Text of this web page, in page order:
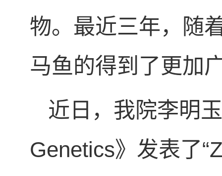
物。最近三年，随
马鱼的得到了更加
近日，我院李明
Genetics》发表了